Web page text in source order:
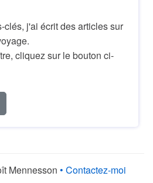
clés, j'ai écrit des articles sur
cliquez sur le bouton ci-
Mennesson • Contactez-moi